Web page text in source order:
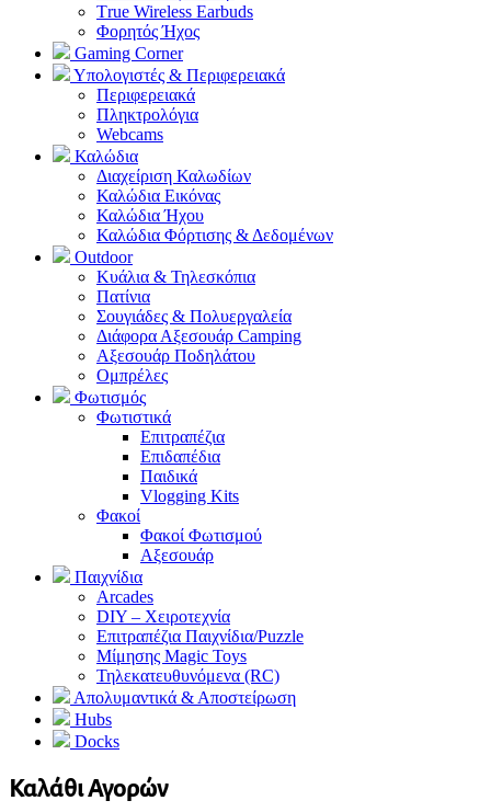
Τrue Wireless Earbuds
Φορητός Ήχος
Gaming Corner
Υπολογιστές & Περιφερειακά
Περιφερειακά
Πληκτρολόγια
Webcams
Καλώδια
Διαχείριση Καλωδίων
Καλώδια Εικόνας
Καλώδια Ήχου
Καλώδια Φόρτισης & Δεδομένων
Outdoor
Κυάλια & Τηλεσκόπια
Πατίνια
Σουγιάδες & Πολυεργαλεία
Διάφορα Αξεσουάρ Camping
Αξεσουάρ Ποδηλάτου
Ομπρέλες
Φωτισμός
Φωτιστικά
Επιτραπέζια
Επιδαπέδια
Παιδικά
Vlogging Kits
Φακοί
Φακοί Φωτισμού
Αξεσουάρ
Παιχνίδια
Arcades
DIY – Χειροτεχνία
Επιτραπέζια Παιχνίδια/Puzzle
Μίμησης Magic Toys
Τηλεκατευθυνόμενα (RC)
Απολυμαντικά & Αποστείρωση
Hubs
Docks
Καλάθι Αγορών